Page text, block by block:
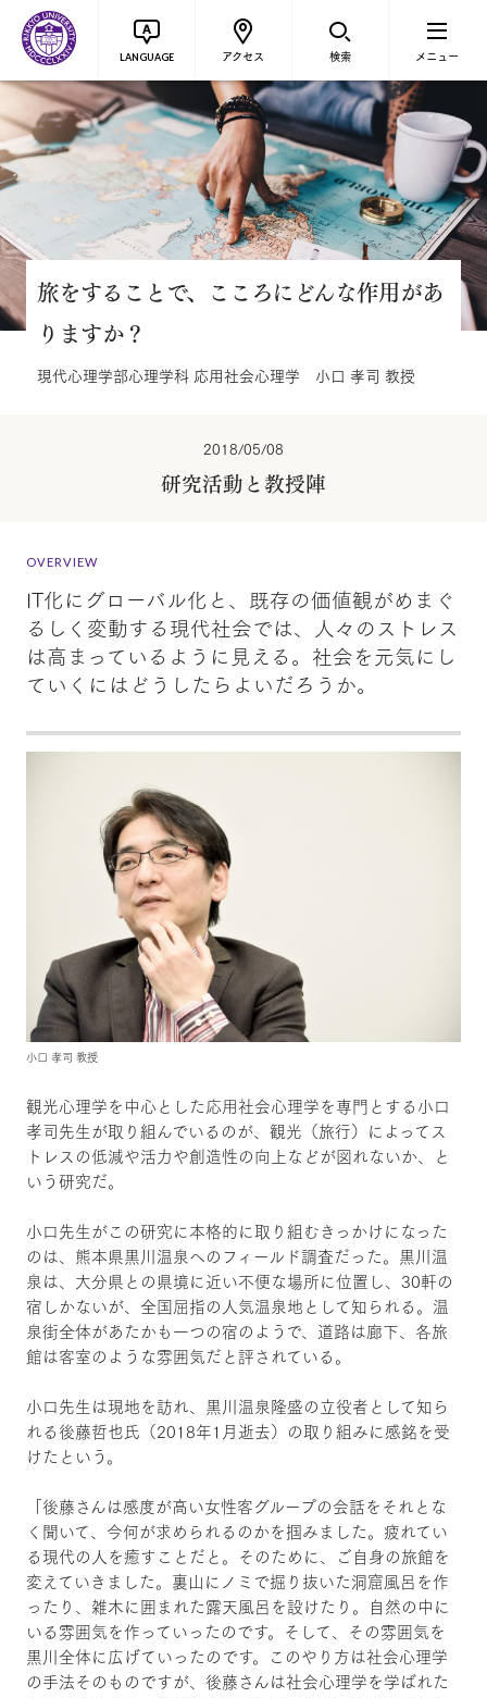
LANGUAGE アクセス 検索 メニュー
旅をすることで、こころにどんな作用があ
りますか？
現代心理学部心理学科 応用社会心理学 小口 孝司 教授
2018/05/08
研究活動と教授陣
OVERVIEW
IT化にグローバル化と、既存の価値観がめまぐ
るしく変動する現代社会では、人々のストレス
は高まっているように見える。社会を元気にし
ていくにはどうしたらよいだろうか。
小口 孝司 教授
観光心理学を中心とした応用社会心理学を専門とする小口
孝司先生が取り組んでいるのが、観光（旅行）によってス
トレスの低減や活力や創造性の向上などが図れないか、と
いう研究だ。
小口先生がこの研究に本格的に取り組むきっかけになった
のは、熊本県黒川温泉へのフィールド調査だった。黒川温
泉は、大分県との県境に近い不便な場所に位置し、30軒の
宿しかないが、全国屈指の人気温泉地として知られる。温
泉街全体があたかも一つの宿のようで、道路は廊下、各旅
館は客室のような雰囲気だと評されている。
小口先生は現地を訪れ、黒川温泉隆盛の立役者として知ら
れる後藤哲也氏（2018年1月逝去）の取り組みに感銘を受
けたという。
「後藤さんは感度が高い女性客グループの会話をそれとな
く聞いて、今何が求められるのかを掴みました。疲れてい
る現代の人を癒すことだと。そのために、ご自身の旅館を
変えていきました。裏山にノミで掘り抜いた洞窟風呂を作
ったり、雑木に囲まれた露天風呂を設けたり。自然の中に
いる雰囲気を作っていったのです。そして、その雰囲気を
黒川全体に広げていったのです。このやり方は社会心理学
の手法そのものですが、後藤さんは社会心理学を学ばれた